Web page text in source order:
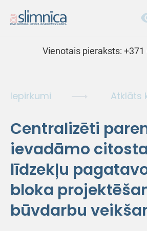
Vienotais pieraksts: +371
Iepirkumi Atklāts
Centralizēti
ievadāmo
līdzekļu
bloka
būvdarbu